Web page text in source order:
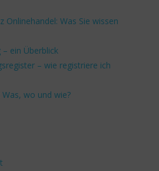
Onlinehandel: Was Sie wissen
– ein Überblick
– wie registriere ich
Was, wo und wie?